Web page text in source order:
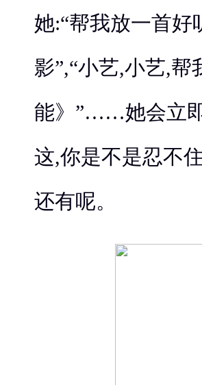
她:“帮我放一首好
影”,“小艺,小艺,
能》”……她会立
这,你是不是忍不
还有呢。